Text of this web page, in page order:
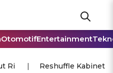
OtomotifEntertainment
Ri Reshuffle Kabinet